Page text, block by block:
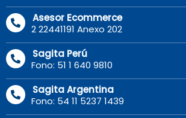
Asesor Ecommerce
2 22441191 Anexo 202
Sagita Perú
Fono: 51 1 640 9810
Sagita Argentina
Fono: 54 11 5237 1439